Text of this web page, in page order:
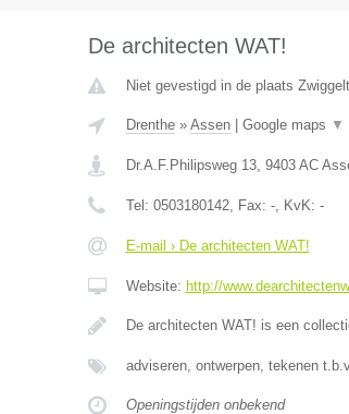
De architecten WAT!
Niet gevestigd in de plaats
Drenthe» Assen| Google maps ▼
Dr.A.F.Philipsweg 13, 9403 AC
Tel: 0503180142, Fax: -, KvK: -
E-mail › De architecten WAT!
Website: http://
De architecten WAT! is een
adviseren, ontwerpen, tekenen
Openingstijden onbekend